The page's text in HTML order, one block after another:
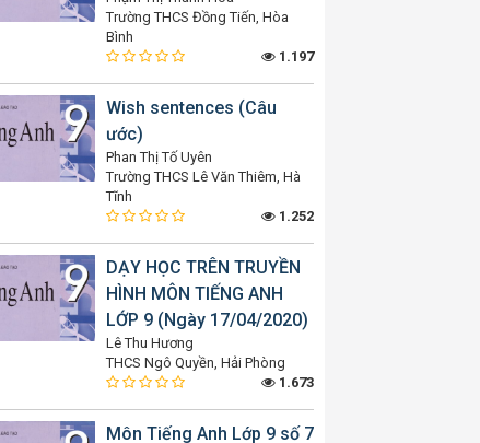
Trường THCS Đồng Tiến, Hòa
Bình
1.197
Wish sentences (Câu
ước)
Phan Thị Tố Uyên
Trường THCS Lê Văn Thiêm, Hà
Tĩnh
1.252
DẠY HỌC TRÊN TRUYỀN
HÌNH MÔN TIẾNG ANH
LỚP 9 (Ngày 17/04/2020)
Lê Thu Hương
THCS Ngô Quyền, Hải Phòng
1.673
Môn Tiếng Anh Lớp 9 số 7